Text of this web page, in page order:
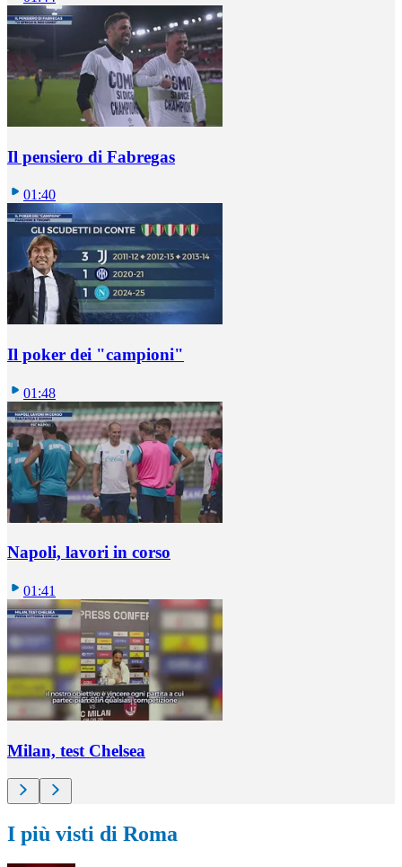
Il pensiero di Fabregas
01:40
Il poker dei "campioni"
01:48
Napoli, lavori in corso
01:41
Milan, test Chelsea
I più visti di Roma